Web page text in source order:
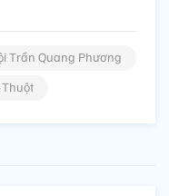
Trần Quang Phương